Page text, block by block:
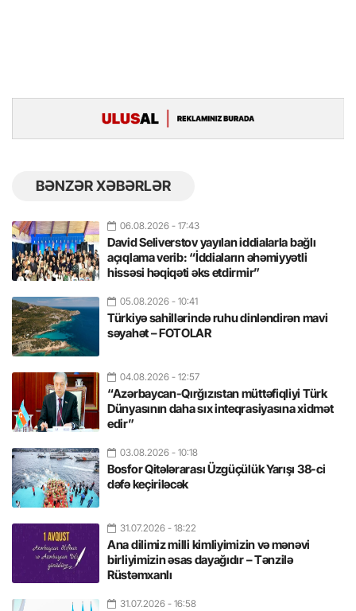
BƏNZƏR XƏBƏRLƏR
06.08.2026 - 17:43
David Seliverstov yayılan iddialarla bağlı
açıqlama verib: “İddiaların əhəmiyyətli
hissəsi həqiqəti əks etdirmir”
05.08.2026 - 10:41
Türkiyə sahillərində ruhu dinləndirən mavi
səyahət – FOTOLAR
04.08.2026 - 12:57
“Azərbaycan-Qırğızıstan müttəfiqliyi Türk
Dünyasının daha sıx inteqrasiyasına xidmət
edir”
03.08.2026 - 10:18
Bosfor Qitələrarası Üzgüçülük Yarışı 38-ci
dəfə keçiriləcək
31.07.2026 - 18:22
Ana dilimiz milli kimliyimizin və mənəvi
birliyimizin əsas dayağıdır – Tənzilə
Rüstəmxanlı
31.07.2026 - 16:58